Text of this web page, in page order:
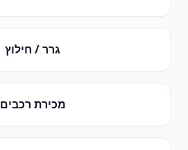
גרר / חילוץ
מכירת רכבים